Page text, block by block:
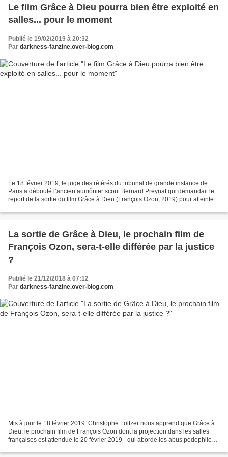
Le film Grâce à Dieu pourra bien être exploité en
salles... pour le moment
Publié le 19/02/2019 à 20:32
Par darkness-fanzine.over-blog.com
Le 18 février 2019, le juge des référés du tribunal de grande instance de
Paris a débouté l’ancien aumônier scout Bernard Preynat qui demandait le
report de la sortie du film Grâce à Dieu (François Ozon, 2019) pour atteinte à
La sortie de Grâce à Dieu, le prochain film de
François Ozon, sera-t-elle différée par la justice
?
Publié le 21/12/2018 à 07:12
Par darkness-fanzine.over-blog.com
Mis à jour le 18 février 2019. Christophe Foltzer nous apprend que Grâce à
Dieu, le prochain film de François Ozon dont la projection dans les salles
françaises est attendue le 20 février 2019 - qui aborde les abus pédophiles